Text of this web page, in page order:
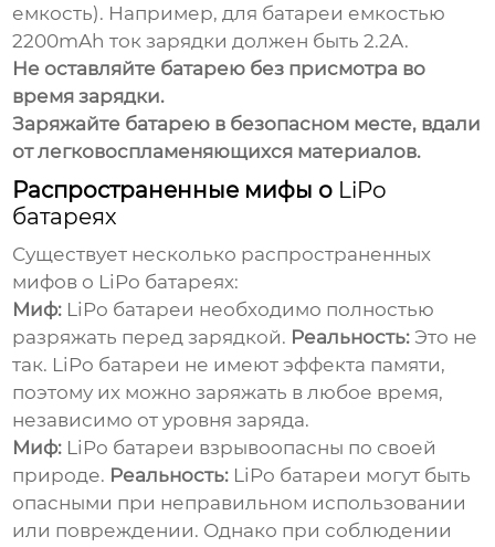
емкость). Например, для батареи емкостью
2200mAh ток зарядки должен быть 2.2A.
Не оставляйте батарею без присмотра во
время зарядки.
Заряжайте батарею в безопасном месте, вдали
от легковоспламеняющихся материалов.
Распространенные мифы о LiPo
батареях
Существует несколько распространенных
мифов о LiPo батареях:
Миф: LiPo батареи необходимо полностью
разряжать перед зарядкой. Реальность: Это не
так. LiPo батареи не имеют эффекта памяти,
поэтому их можно заряжать в любое время,
независимо от уровня заряда.
Миф: LiPo батареи взрывоопасны по своей
природе. Реальность: LiPo батареи могут быть
опасными при неправильном использовании
или повреждении. Однако при соблюдении